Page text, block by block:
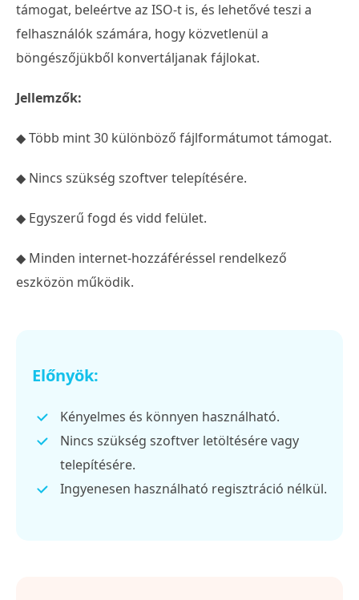
támogat, beleértve az ISO-t is, és lehetővé teszi a
felhasználók számára, hogy közvetlenül a
böngészőjükből konvertáljanak fájlokat.
Jellemzők:
◆ Több mint 30 különböző fájlformátumot támogat.
◆ Nincs szükség szoftver telepítésére.
◆ Egyszerű fogd és vidd felület.
◆ Minden internet-hozzáféréssel rendelkező
eszközön működik.
Előnyök:
Kényelmes és könnyen használható.
Nincs szükség szoftver letöltésére vagy
telepítésére.
Ingyenesen használható regisztráció nélkül.